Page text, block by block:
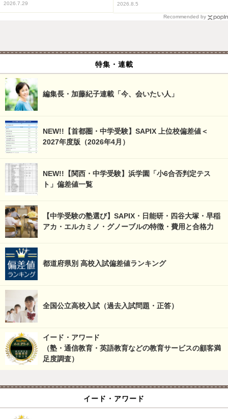
2026.7.29 2026.8.5
Recommended by
特集・連載
編集長・加藤紀子連載「今、会いたい人」
NEW!!【首都圏・中学受験】SAPIX 上位校偏差値＜
2027年度版（2026年4月）
NEW!!【関西・中学受験】浜学園「小6合否判定テス
ト」偏差値一覧
【中学受験の塾選び】SAPIX・日能研・四谷大塚・早稲
アカ・エルカミノ・グノーブルの特徴・費用と合格力
都道府県別 高校入試偏差値ランキング
全国公立高校入試（過去入試問題・正答）
イード・アワード
（塾・通信教育・英語教育などの教育サービスの顧客満
足度調査）
イード・アワード